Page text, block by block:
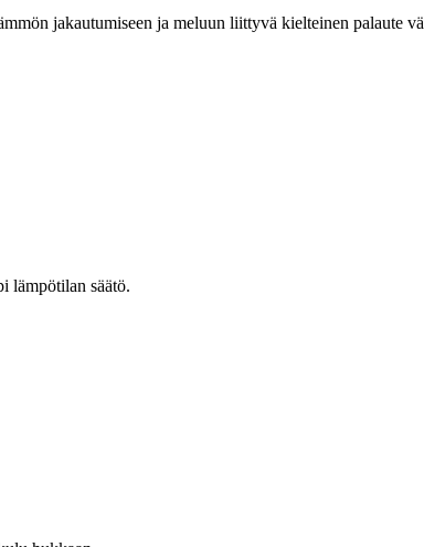
jakautumiseen ja meluun liittyvä kielteinen palaute
lämpötilan säätö.